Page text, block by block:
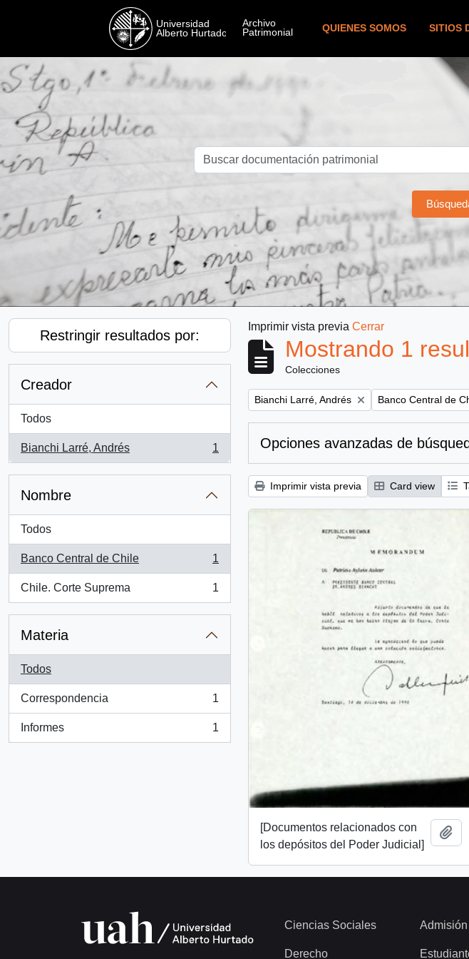
QUIENES SOMOS SITIOS
Restringir resultados por:
Creador
Todos
Bianchi Larré, Andrés
, 1 resultados
1
Nombre
Todos
Banco Central de Chile
, 1 resultados
1
Chile. Corte Suprema
, 1 resultados
1
Materia
Todos
Correspondencia
, 1 resultados
1
Informes
, 1 resultados
1
Imprimir vista previa Cerrar
Mostrando 1
Colecciones
Remove filter:
Bianchi Larré, Andrés Remove filter:
Banco Central de
Opciones avanzadas de
Imprimir vista previa Card view
[Documentos relacionados con
los depósitos del Poder Judicial]
Ciencias Sociales
Derecho
Admisión